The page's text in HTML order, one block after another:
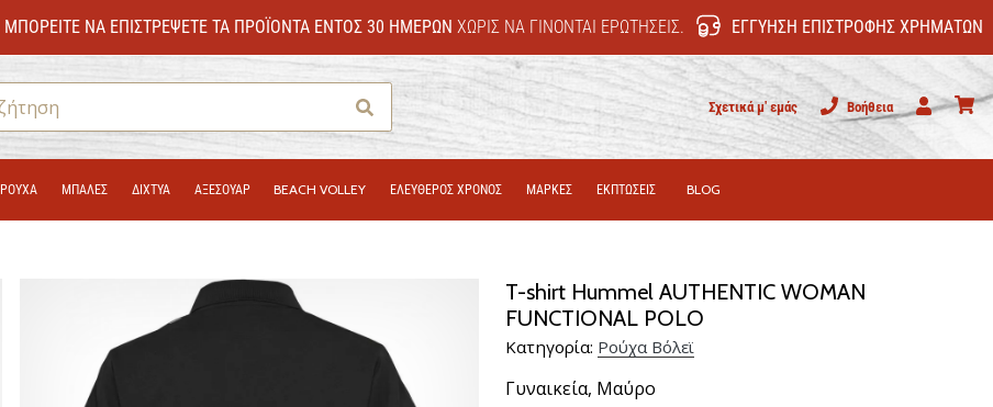
ΜΠΟΡΕΊΤΕ ΝΑ ΕΠΙΣΤΡΈΨΕΤΕ ΤΑ ΠΡΟΪΌΝΤΑ ΕΝΤΌΣ 30 ΗΜΕΡΏΝ ΧΩΡΊΣ ΝΑ ΓΊΝΟΝΤΑΙ ΕΡΩΤΉΣΕΙΣ. ΕΓΓΎΗΣΗ ΕΠΙΣΤΡΟΦΉΣ ΧΡΗΜΆΤΩΝ
Αναζήτηση Σχετικά μ' εμάς
Βοήθεια
Χρήστης
ΡΟΎΧΑ ΜΠΑΛΕΣ ΔΊΧΤΥΑ ΑΞΕΣΟΥΑΡ BEACH VOLLEY ΕΛΕΥΘΕΡΟΣ ΧΡΟΝΟΣ ΜΑΡΚΕΣ ΕΚΠΤΩΣΕΙΣ BLOG
T-shirt Hummel AUTHENTIC WOMAN
FUNCTIONAL POLO
Κατηγορία: Ρούχα Βόλεϊ
Γυναικεία, Μαύρο